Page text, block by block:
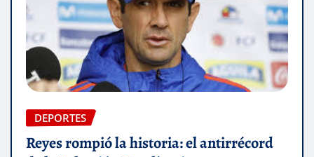
DEPORTES
Reyes rompió la historia: el antirrécord